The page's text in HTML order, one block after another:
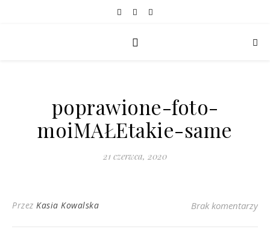
poprawione-foto-
moiMAŁEtakie-same
21 czerwca, 2020
Przez Kasia Kowalska Brak komentarzy